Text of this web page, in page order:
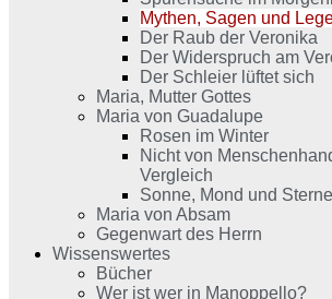
Mythen, Sagen und
Der Raub der Veronika
Der Widerspruch am
Der Schleier lüftet sich
Maria, Mutter Gottes
Maria von Guadalupe
Rosen im Winter
Nicht von
Vergleich
Sonne, Mond und Sterne
Maria von Absam
Gegenwart des Herrn
Wissenswertes
Bücher
Wer ist wer in Manoppello?